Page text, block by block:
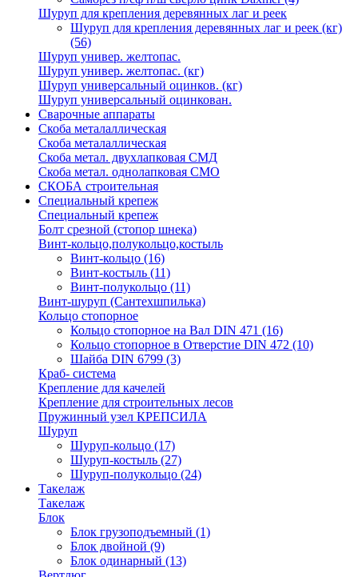
Шуруп для крепления деревянных лаг и реек
Шуруп для крепления деревянных лаг и реек (кг)
(56)
Шуруп универ. желтопас.
Шуруп универ. желтопас. (кг)
Шуруп универсальный оцинков. (кг)
Шуруп универсальный оцинкован.
Сварочные аппараты
Скоба металаллическая
Скоба металаллическая
Скоба метал. двухлапковая СМД
Скоба метал. однолапковая СМО
СКОБА строительная
Специальный крепеж
Специальный крепеж
Болт срезной (стопор шнека)
Винт-кольцо,полукольцо,костыль
Винт-кольцо (16)
Винт-костыль (11)
Винт-полукольцо (11)
Винт-шуруп (Сантехшпилька)
Кольцо стопорное
Кольцо cтопорное на Вал DIN 471 (16)
Кольцо стопорное в Отверстие DIN 472 (10)
Шайба DIN 6799 (3)
Краб- система
Крепление для качелей
Крепление для строительных лесов
Пружинный узел КРЕПСИЛА
Шуруп
Шуруп-кольцо (17)
Шуруп-костыль (27)
Шуруп-полукольцо (24)
Такелаж
Такелаж
Блок
Блок грузоподъемный (1)
Блок двойной (9)
Блок одинарный (13)